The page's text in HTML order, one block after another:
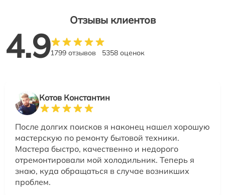
Отзывы клиентов
4.91799 отзывов 5358 оценок
Котов Константин
После долгих поисков я наконец нашел хорошую
мастерскую по ремонту бытовой техники.
Мастера быстро, качественно и недорого
отремонтировали мой холодильник. Теперь я
знаю, куда обращаться в случае возникших
проблем.